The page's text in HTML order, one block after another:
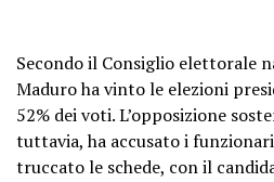
Secondo il Consiglio elettorale
Maduro ha vinto le elezioni
52% dei voti. L’opposizione
tuttavia, ha accusato i
truccato le schede, con il